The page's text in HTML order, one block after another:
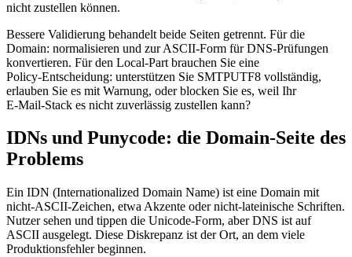
nicht zustellen können.
Bessere Validierung behandelt beide Seiten getrennt. Für die
Domain: normalisieren und zur ASCII‑Form für DNS‑Prüfungen
konvertieren. Für den Local‑Part brauchen Sie eine
Policy‑Entscheidung: unterstützen Sie SMTPUTF8 vollständig,
erlauben Sie es mit Warnung, oder blocken Sie es, weil Ihr
E‑Mail‑Stack es nicht zuverlässig zustellen kann?
IDNs und Punycode: die Domain‑Seite des
Problems
Ein IDN (Internationalized Domain Name) ist eine Domain mit
nicht‑ASCII‑Zeichen, etwa Akzente oder nicht‑lateinische Schriften.
Nutzer sehen und tippen die Unicode‑Form, aber DNS ist auf
ASCII ausgelegt. Diese Diskrepanz ist der Ort, an dem viele
Produktionsfehler beginnen.